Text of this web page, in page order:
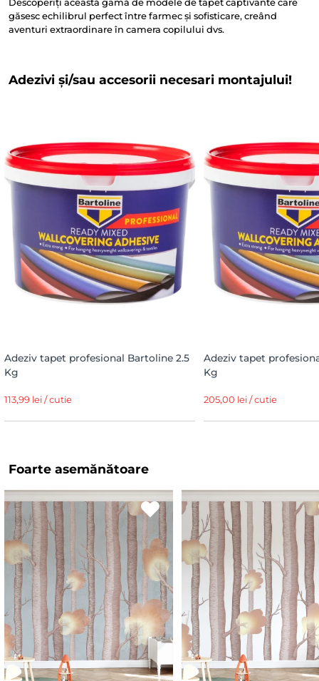
Descoperiți această gamă de modele de tapet captivante care
găsesc echilibrul perfect între farmec și sofisticare, creând
aventuri extraordinare în camera copilului dvs.
Adezivi și/sau accesorii necesari montajului!
Adeziv tapet profesional Bartoline 2.5
Kg
113,99 lei / cutie
Adeziv tapet
Kg
205,00 lei / cutie
Foarte asemănătoare